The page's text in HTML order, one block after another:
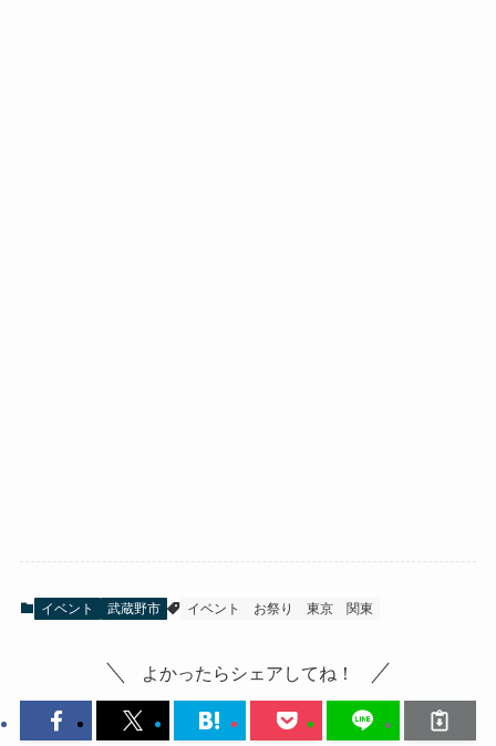
イベント 武蔵野市 イベント お祭り 東京 関東
よかったらシェアしてね！